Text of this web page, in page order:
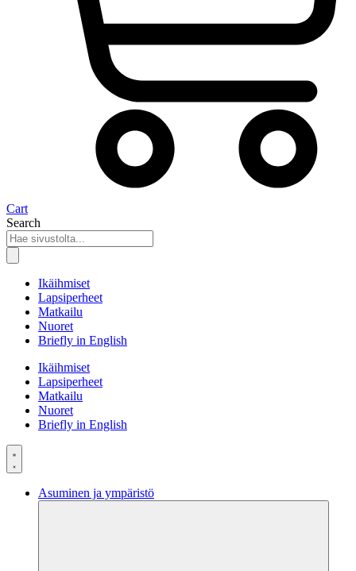
Cart
Search
Ikäihmiset
Lapsiperheet
Matkailu
Nuoret
Briefly in English
Ikäihmiset
Lapsiperheet
Matkailu
Nuoret
Briefly in English
Asuminen ja ympäristö